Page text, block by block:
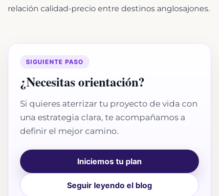
relación calidad-precio entre destinos anglosajones.
SIGUIENTE PASO
¿Necesitas orientación?
Si quieres aterrizar tu proyecto de vida con
una estrategia clara, te acompañamos a
definir el mejor camino.
Iniciemos tu plan
Seguir leyendo el blog